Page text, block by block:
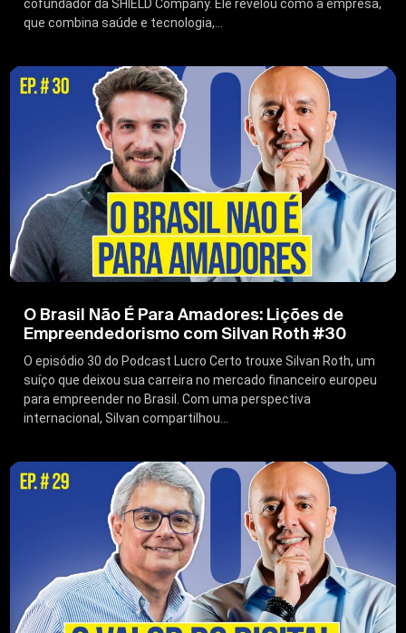
cofundador da SHIELD Company. Ele revelou como a empresa,
que combina saúde e tecnologia,...
O Brasil Não É Para Amadores: Lições de
Empreendedorismo com Silvan Roth #30
O episódio 30 do Podcast Lucro Certo trouxe Silvan Roth, um
suíço que deixou sua carreira no mercado financeiro europeu
para empreender no Brasil. Com uma perspectiva
internacional, Silvan compartilhou...